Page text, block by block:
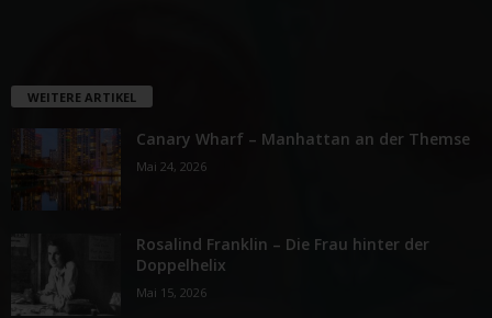
WEITERE ARTIKEL
Canary Wharf – Manhattan an der Themse
Mai 24, 2026
Rosalind Franklin – Die Frau hinter der
Doppelhelix
Mai 15, 2026